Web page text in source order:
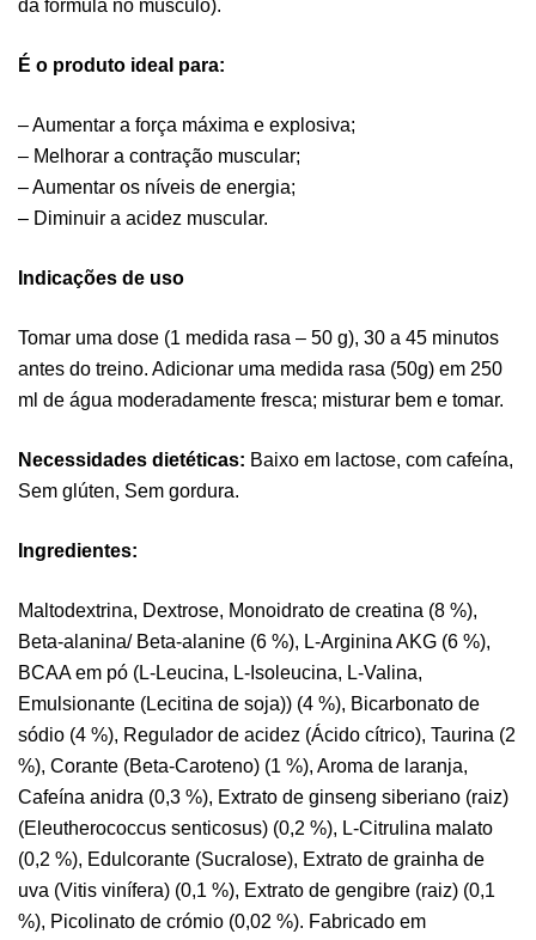
da fórmula no músculo).
É o produto ideal para:
– Aumentar a força máxima e explosiva;
– Melhorar a contração muscular;
– Aumentar os níveis de energia;
– Diminuir a acidez muscular.
Indicações de uso
Tomar uma dose (1 medida rasa – 50 g), 30 a 45 minutos
antes do treino. Adicionar uma medida rasa (50g) em 250
ml de água moderadamente fresca; misturar bem e tomar.
Necessidades dietéticas: Baixo em lactose, com cafeína,
Sem glúten, Sem gordura.
Ingredientes:
Maltodextrina, Dextrose, Monoidrato de creatina (8 %),
Beta-alanina/ Beta-alanine (6 %), L-Arginina AKG (6 %),
BCAA em pó (L-Leucina, L-Isoleucina, L-Valina,
Emulsionante (Lecitina de soja)) (4 %), Bicarbonato de
sódio (4 %), Regulador de acidez (Ácido cítrico), Taurina (2
%), Corante (Beta-Caroteno) (1 %), Aroma de laranja,
Cafeína anidra (0,3 %), Extrato de ginseng siberiano (raiz)
(Eleutherococcus senticosus) (0,2 %), L-Citrulina malato
(0,2 %), Edulcorante (Sucralose), Extrato de grainha de
uva (Vitis vinífera) (0,1 %), Extrato de gengibre (raiz) (0,1
%), Picolinato de crómio (0,02 %). Fabricado em